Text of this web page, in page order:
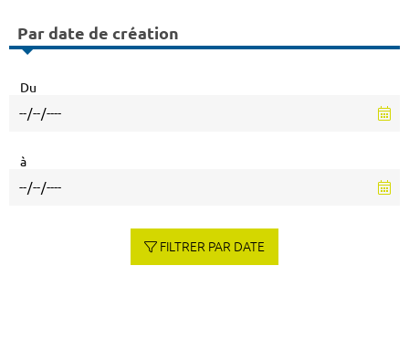
Par date de création
Du
à
FILTRER PAR DATE